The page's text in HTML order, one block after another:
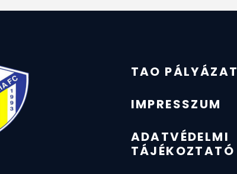
TAO PÁLYÁZAT
IMPRESSZUM
ADATVÉDELMI
TÁJÉKOZTATÓ